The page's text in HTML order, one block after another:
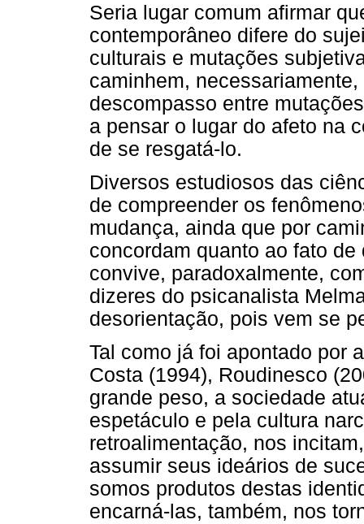
Seria lugar comum afirmar
contemporâneo difere do
culturais e mutações
caminhem,
descompasso entre
a pensar o lugar do afeto na
de se resgatá-lo.
Diversos estudiosos das
de compreender os
mudança, ainda que por
concordam quanto ao fato
convive, paradoxalmente,
dizeres do psicanalista
desorientação, pois vem se
Tal como já foi apontado por
Costa (1994), Roudinesco
grande peso, a sociedade
espetáculo e pela cultura
retroalimentação, nos
assumir seus ideários de
somos produtos destas
encarná-las, também, nos